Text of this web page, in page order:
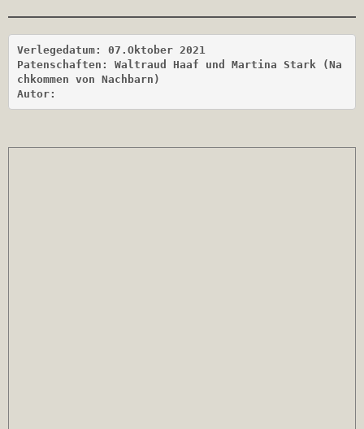
Verlegedatum: 07.Oktober 2021
Patenschaften: Waltraud Haaf und Martina Stark (Na
chkommen von Nachbarn)
Autor: